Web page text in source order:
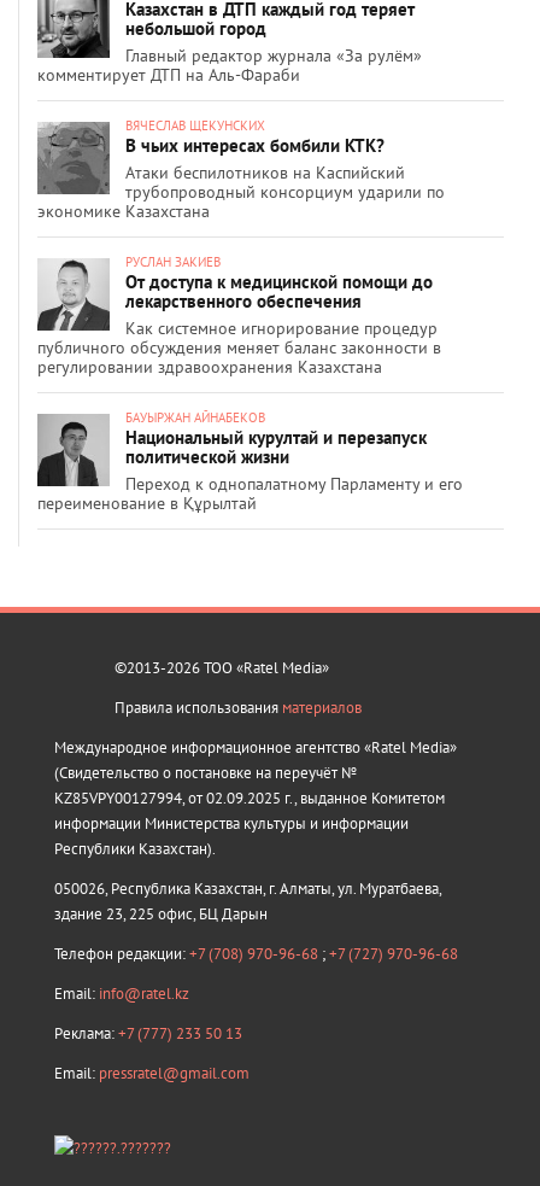
Казахстан в ДТП каждый год теряет
небольшой город
Главный редактор журнала «За рулём»
комментирует ДТП на Аль-Фараби
ВЯЧЕСЛАВ ЩЕКУНСКИХ
В чьих интересах бомбили КТК?
Атаки беспилотников на Каспийский
трубопроводный консорциум ударили по
экономике Казахстана
РУСЛАН ЗАКИЕВ
От доступа к медицинской помощи до
лекарственного обеспечения
Как системное игнорирование процедур
публичного обсуждения меняет баланс законности в
регулировании здравоохранения Казахстана
БАУЫРЖАН АЙНАБЕКОВ
Национальный курултай и перезапуск
политической жизни
Переход к однопалатному Парламенту и его
переименование в Құрылтай
©2013-2026 ТОО «Ratel Media»
Правила использования материалов
Международное информационное агентство «Ratel Media»
(Свидетельство о постановке на переучёт №
KZ85VPY00127994, от 02.09.2025 г., выданное Комитетом
информации Министерства культуры и информации
Республики Казахстан).
050026, Республика Казахстан, г. Алматы, ул. Муратбаева,
здание 23, 225 офис, БЦ Дарын
Телефон редакции:+7 (708) 970-96-68 ;+7 (727) 970-96-68
Email: info@ratel.kz
Реклама:+7 (777) 233 50 13
Email: pressratel@gmail.com